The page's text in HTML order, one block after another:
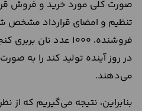
صورت کلی مورد خرید و فروش
تنظیم و امضای قرارداد مشخص
فروشنده، 1000 عدد
در روز آینده تولید کند را به
می‌دهند.
بنابراین، نتیجه می‌گیریم که از